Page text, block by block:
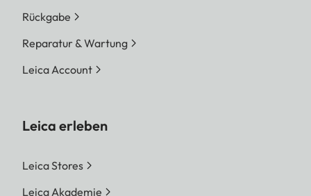
Rückgabe
Reparatur & Wartung
Leica Account
Leica erleben
Leica Stores
Leica Akademie